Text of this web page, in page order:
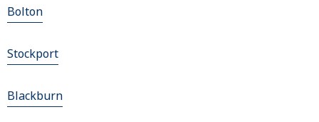
Bolton
Stockport
Blackburn